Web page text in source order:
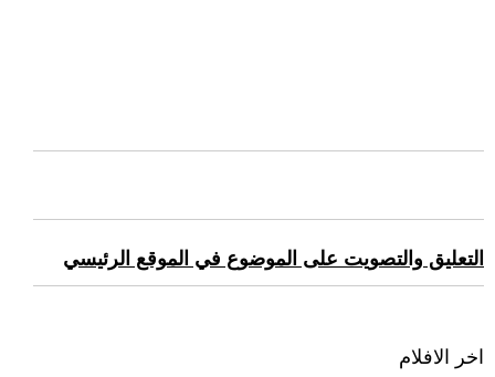
التعليق والتصويت على الموضوع في الموقع الرئيسي
اخر الافلام